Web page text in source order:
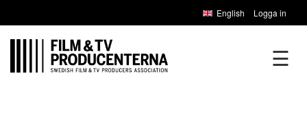
English Logga in
☰